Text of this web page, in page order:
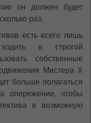
он должен будет
раз.
есть всего лишь
в строгой
собственные
Мистера Х
больше полагаться
опережение, чтобы
в возможную